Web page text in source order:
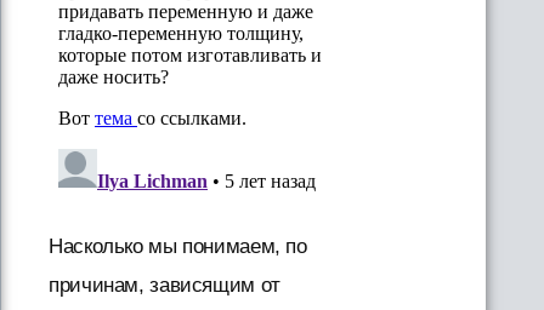
Насколько мы понимаем, по
причинам, зависящим от